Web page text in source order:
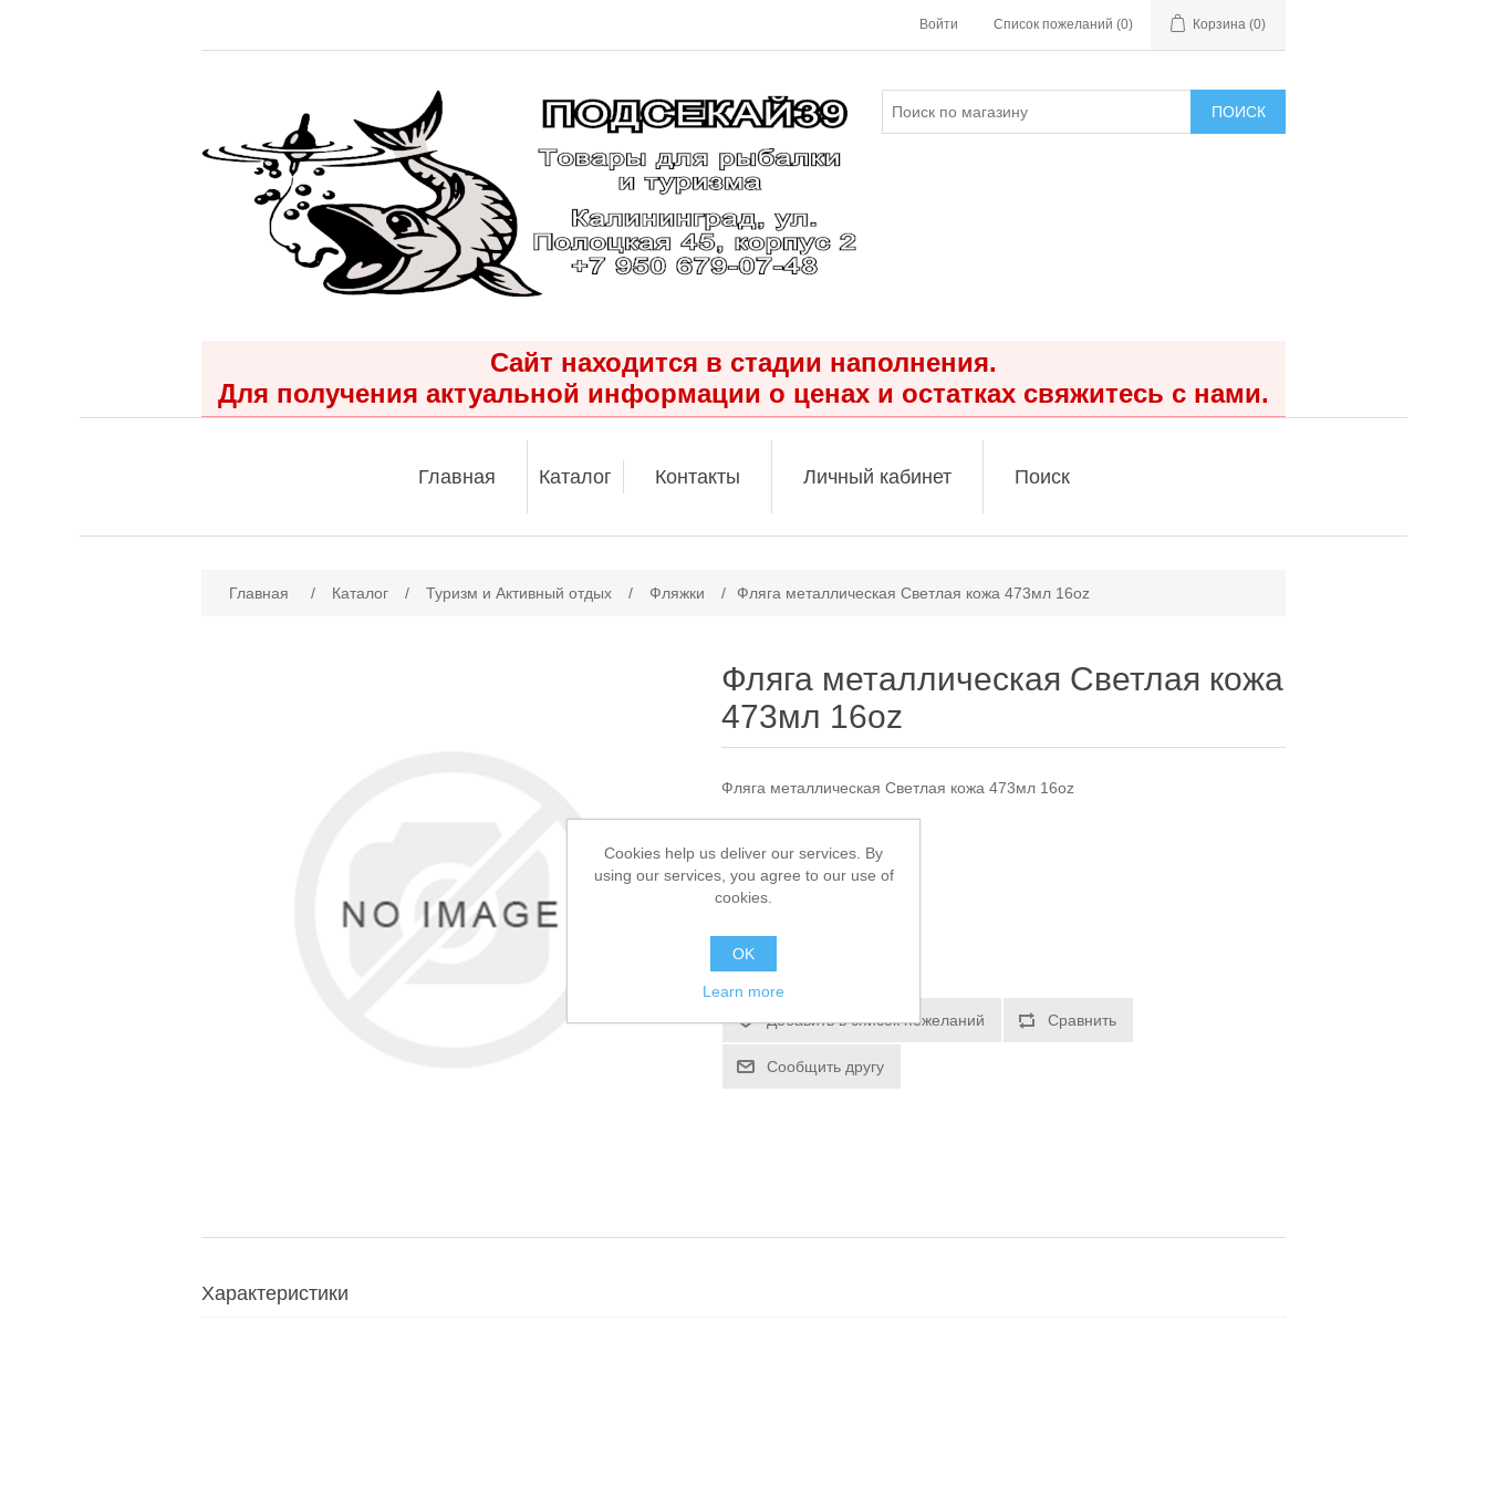
Войти Список пожеланий (0) Корзина (0)
ПОИСК
Сайт находится в стадии наполнения.
Для получения актуальной информации о ценах и остатках свяжитесь с нами.
Главная Каталог Контакты Личный кабинет Поиск
Главная / Каталог / Туризм и Активный отдых / Фляжки / Фляга металлическая Светлая кожа 473мл 16oz
Фляга металлическая Светлая кожа
473мл 16oz
Фляга металлическая Светлая кожа 473мл 16oz
750,00 ₽
Добавить в список пожеланий Сравнить
Сообщить другу
Характеристики
Cookies help us deliver our services. By
using our services, you agree to our use of
cookies.
OK
Learn more